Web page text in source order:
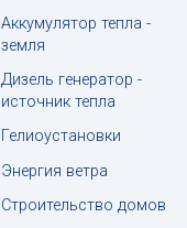
Аккумулятор тепла -
земля
Дизель генератор -
источник тепла
Гелиоустановки
Энергия ветра
Строительство домов